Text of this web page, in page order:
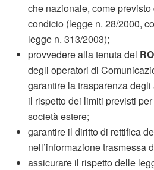
che nazionale, come
condicio (legge n. 28/2000,
legge n. 313/2003);
provvedere alla tenuta del
degli operatori di
garantire la trasparenza
il rispetto dei limiti previsti
società estere;
garantire il diritto di rettifica
nell’informazione trasmessa
assicurare il rispetto delle